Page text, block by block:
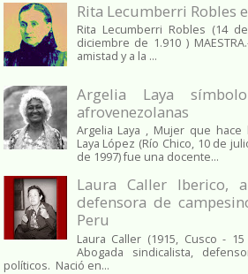
Rita Lecumberri Robles
Rita Lecumberri Robles (14
diciembre de 1.910 )
amistad y a la ...
Argelia Laya
afrovenezolanas
Argelia Laya , Mujer que
Laya López (Río Chico, 10 de
de 1997) fue una docente...
Laura Caller Iberico,
defensora de
Peru
Laura Caller (1915, Cusco -
Abogada sindicalista,
políticos. Nació en...